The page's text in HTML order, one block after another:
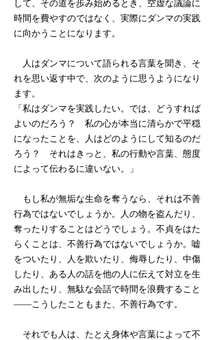
して、その道を歩み始めるとき、空虚な議論に
時間を費やすのではなく、実際にダンマの実践
に向かうことになります。
人はダンマについて語られる言葉を聞き、そ
れを思い返す中で、次のように思うようになり
ます。
「私はダンマを実践したい。では、どうすれば
よいのだろう？ 私の心が本当に清らかで平穏
になったことを、人はどのようにして知るのだ
ろう？ それはきっと、私の行動や言葉、態度
によって伝わるに違いない。」
もし私が無垢な生命を奪うなら、それは不善
行為ではないでしょうか。人の物を盗んだり、
奪ったりすることはどうでしょう。不貞をはた
らくことは、不善行為ではないでしょうか。嘘
をついたり、人を欺いたり、侮辱したり、中傷
したり、ある人の話を他の人に伝えて対立を生
み出したり、無駄な会話で時間を浪費すること
――こうしたこともまた、不善行為です。
それでも人は、たとえ身体や言葉によって不